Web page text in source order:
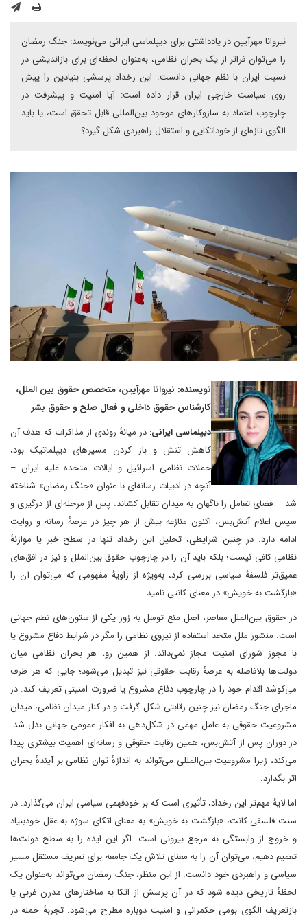
نیروانا مهرآیین در یادداشتی برای دیپلماسی ایرانی می‌نویسد: جنگ رمضان
را می‌توان فراتر از یک بحران نظامی، به‌عنوان لحظه‌ای برای بازاندیشی در
نسبت ایران با نظم جهانی دانست. این رخداد پرسشی بنیادین را پیش
روی سیاست خارجی ایران قرار داده است: آیا امنیت و پیشرفت در
چارچوب اعتماد به سازوکارهای موجود بین‌المللی قابل تحقق است، یا باید
الگوی تازه‌ای از خوداتکایی و استقلال راهبردی شکل گیرد؟
نویسنده: نیروانا مهرآیین، متخصص حقوق بین الملل،
کارشناس حقوق داخلی و فعال صلح و حقوق بشر
دیپلماسی ایرانی: در میانهٔ روندی از مذاکرات که هدف آن
کاهش تنش و باز کردن مسیرهای دیپلماتیک بود،
حملات نظامی اسرائیل و ایالات متحده علیه ایران –
آنچه در ادبیات رسانه‌ای با عنوان «جنگ رمضان» شناخته
شد – فضای تعامل را ناگهان به میدان تقابل کشاند. پس از مرحله‌ای از درگیری و
سپس اعلام آتش‌بس، اکنون منازعه بیش از هر چیز در عرصهٔ رسانه و روایت
ادامه دارد. در چنین شرایطی، تحلیل این رخداد تنها در سطح خبر یا موازنهٔ
نظامی کافی نیست؛ بلکه باید آن را در چارچوب حقوق بین‌الملل و نیز در افق‌های
عمیق‌تر فلسفهٔ سیاسی بررسی کرد، به‌ویژه از زاویهٔ مفهومی که می‌توان آن را
«بازگشت به خویش» در معنای کانتی نامید.
در حقوق بین‌الملل معاصر، اصل منع توسل به زور یکی از ستون‌های نظم جهانی
است. منشور ملل متحد استفاده از نیروی نظامی را مگر در شرایط دفاع مشروع یا
با مجوز شورای امنیت مجاز نمی‌داند. از همین رو، هر بحران نظامی میان
دولت‌ها بلافاصله به عرصهٔ رقابت حقوقی نیز تبدیل می‌شود؛ جایی که هر طرف
می‌کوشد اقدام خود را در چارچوب دفاع مشروع یا ضرورت امنیتی تعریف کند. در
ماجرای جنگ رمضان نیز چنین رقابتی شکل گرفت و در کنار میدان نظامی، میدان
مشروعیت حقوقی به عامل مهمی در شکل‌دهی به افکار عمومی جهانی بدل شد.
در دوران پس از آتش‌بس، همین رقابت حقوقی و رسانه‌ای اهمیت بیشتری پیدا
می‌کند، زیرا مشروعیت بین‌المللی می‌تواند به اندازهٔ توان نظامی بر آیندهٔ بحران
اثر بگذارد.
اما لایهٔ مهم‌تر این رخداد، تأثیری است که بر خودفهمی سیاسی ایران می‌گذارد. در
سنت فلسفی کانت، «بازگشت به خویش» به معنای اتکای سوژه به عقل خودبنیاد
و خروج از وابستگی به مرجع بیرونی است. اگر این ایده را به سطح دولت‌ها
تعمیم دهیم، می‌توان آن را به معنای تلاش یک جامعه برای تعریف مستقل مسیر
سیاسی و راهبردی خود دانست. از این منظر، جنگ رمضان می‌تواند به‌عنوان یک
لحظهٔ تاریخی دیده شود که در آن پرسش از اتکا به ساختارهای مدرن غربی یا
بازتعریف الگوی بومی حکمرانی و امنیت دوباره مطرح می‌شود. تجربهٔ حمله در